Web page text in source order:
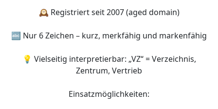
🕰 Registriert seit 2007 (aged domain)
🔤 Nur 6 Zeichen – kurz, merkfähig und markenfähig
💡 Vielseitig interpretierbar: „VZ“ = Verzeichnis,
Zentrum, Vertrieb
Einsatzmöglichkeiten: